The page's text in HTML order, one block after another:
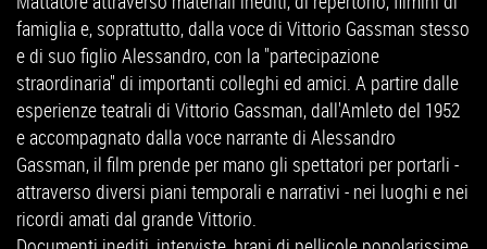
famiglia e, soprattutto, dalla voce di Vittorio Gassman stesso
e di suo figlio Alessandro, con la "partecipazione
straordinaria" di importanti colleghi ed amici. A partire dalle
esperienze teatrali di Vittorio Gassman, dall'Amleto del 1952
e accompagnato dalla voce narrante di Alessandro
Gassman, il film prende per mano gli spettatori per portarli -
attraverso diversi piani temporali e narrativi - nei luoghi e nei
ricordi amati dal grande Vittorio.